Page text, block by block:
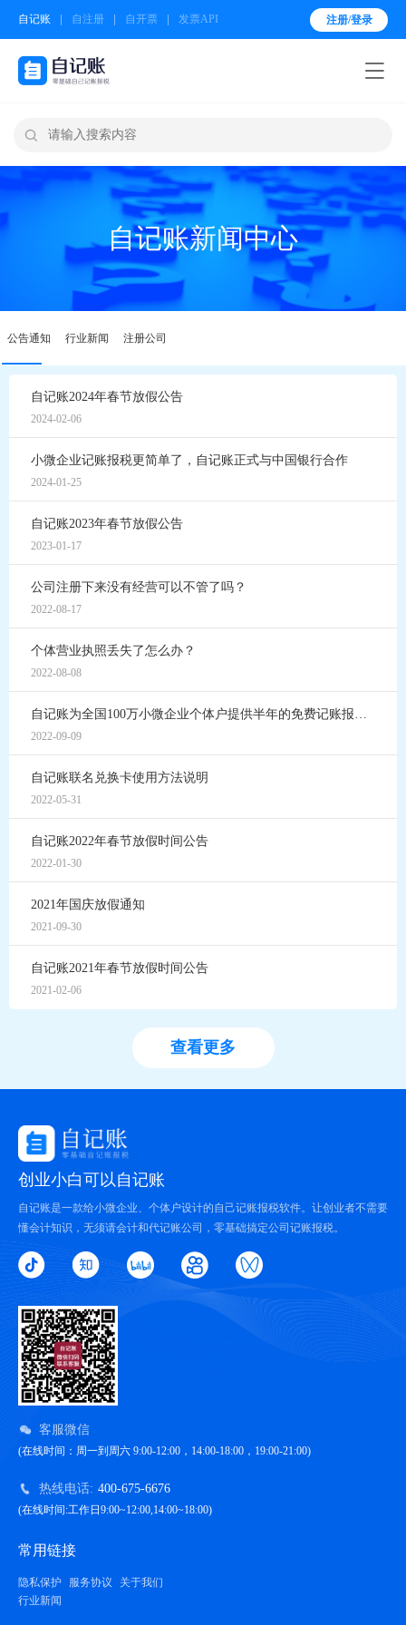
自记账 自注册 自开票 发票API 注册/登录


自记账新闻中心
公告通知 行业新闻 注册公司
自记账2024年春节放假公告
2024-02-06
小微企业记账报税更简单了，自记账正式与中国银行合作
2024-01-25
自记账2023年春节放假公告
2023-01-17
公司注册下来没有经营可以不管了吗？
2022-08-17
个体营业执照丢失了怎么办？
2022-08-08
自记账为全国100万小微企业个体户提供半年的免费记账报税服务
2022-09-09
自记账联名兑换卡使用方法说明
2022-05-31
自记账2022年春节放假时间公告
2022-01-30
2021年国庆放假通知
2021-09-30
自记账2021年春节放假时间公告
2021-02-06
查看更多
创业小白可以自记账
自记账是一款给小微企业、个体户设计的自己记账报税软件。让创业者不需要
懂会计知识，无须请会计和代记账公司，零基础搞定公司记账报税。
客服微信
(在线时间：周一到周六 9:00-12:00，14:00-18:00，19:00-21:00)
热线电话: 400-675-6676
(在线时间:工作日9:00~12:00,14:00~18:00)
常用链接
隐私保护 服务协议
关于我们
行业新闻